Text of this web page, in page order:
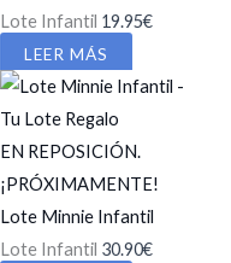
Lote Infantil 19.95€
LEER MÁS
EN REPOSICIÓN.
¡PRÓXIMAMENTE!
Lote Minnie Infantil
Lote Infantil 30.90€